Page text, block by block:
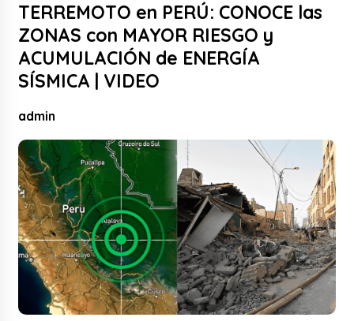
TERREMOTO en PERÚ: CONOCE las
ZONAS con MAYOR RIESGO y
ACUMULACIÓN de ENERGÍA
SÍSMICA | VIDEO
admin